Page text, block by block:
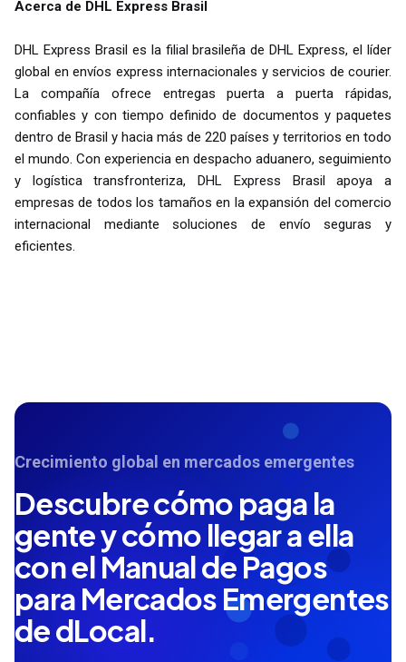
Acerca de DHL Express Brasil
DHL Express Brasil es la filial brasileña de DHL Express, el líder
global en envíos express internacionales y servicios de courier.
La compañía ofrece entregas puerta a puerta rápidas,
confiables y con tiempo definido de documentos y paquetes
dentro de Brasil y hacia más de 220 países y territorios en todo
el mundo. Con experiencia en despacho aduanero, seguimiento
y logística transfronteriza, DHL Express Brasil apoya a
empresas de todos los tamaños en la expansión del comercio
internacional mediante soluciones de envío seguras y
eficientes.
Crecimiento global en mercados emergentes
Descubre cómo paga la
gente y cómo llegar a ella
con el Manual de Pagos
para Mercados Emergentes
de dLocal.